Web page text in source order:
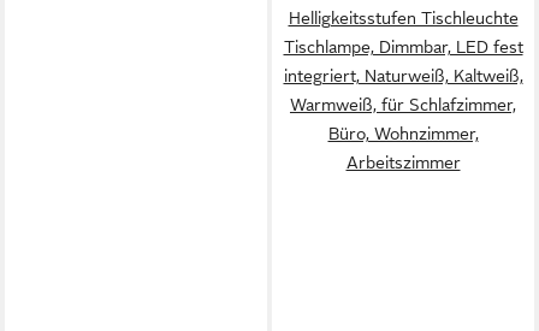
Helligkeitsstufen Tischleuchte
Tischlampe, Dimmbar, LED fest
integriert, Naturweiß, Kaltweiß,
Warmweiß, für Schlafzimmer,
Büro, Wohnzimmer,
Arbeitszimmer